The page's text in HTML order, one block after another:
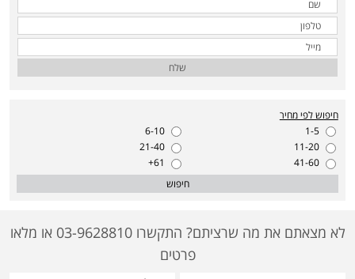
שלח
חיפוש לפי מחיר
1-5
6-10
11-20
21-40
41-60
61+
חיפוש
לא מצאתם את מה שרציתם? התקשרו 03-9628810 או מלאו
פרטים